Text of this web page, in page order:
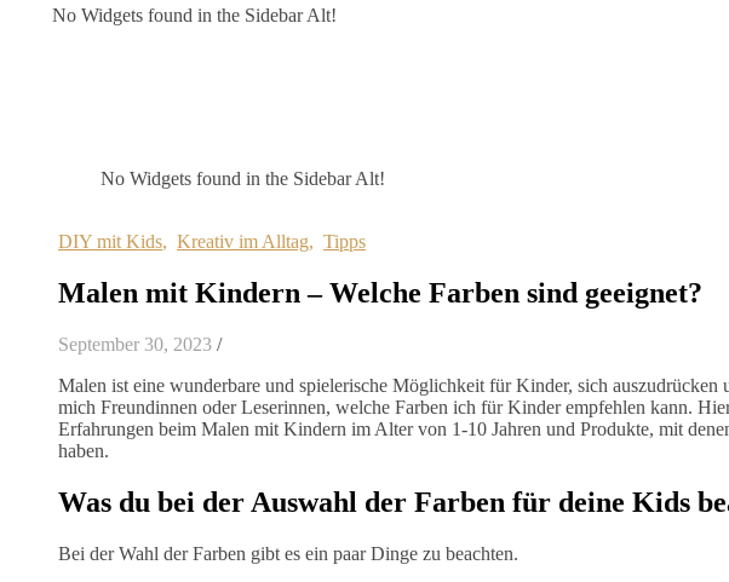
No Widgets found in the Sidebar Alt!
No Widgets found in the Sidebar Alt!
DIY mit Kids, Kreativ im Alltag, Tipps
Malen mit Kindern – Welche Farben sind geeignet?
September 30, 2023 /
Malen ist eine wunderbare und spielerische Möglichkeit für Kinder, sich
mich Freundinnen oder Leserinnen, welche Farben ich für Kinder empfehlen kann.
Erfahrungen beim Malen mit Kindern im Alter von 1-10 Jahren und Produkte, mit
haben.
Was du bei der Auswahl der Farben für deine Kids
Bei der Wahl der Farben gibt es ein paar Dinge zu beachten.